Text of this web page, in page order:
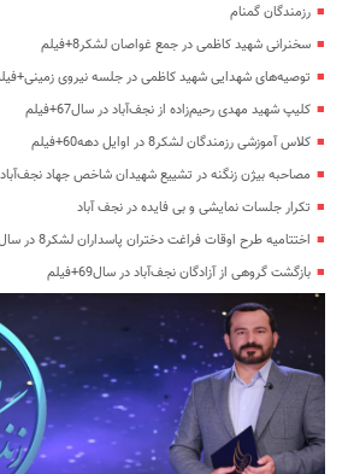
رزمندگان گمنام
سخنرانی شهید کاظمی در جمع غواصان لشکر8+فیلم
توصیه‌های شهدایی شهید کاظمی در جلسه نیروی
کلیپ شهید مهدی رحیم‌زاده از نجف‌آباد در سال67+فیلم
کلاس آموزشی رزمندگان لشکر8 در اوایل دهه60+فیلم
مصاحبه بیژن زنگنه در تشییع شهیدان شاخص جهاد
تکرار جلسات نمایشی و بی فایده در نجف آباد
اختتامیه طرح اوقات فراغت دختران پاسداران لشکر8 در سال 78+ فیلم
بازگشت گروهی از آزادگان نجف‌آباد در سال69+فیلم